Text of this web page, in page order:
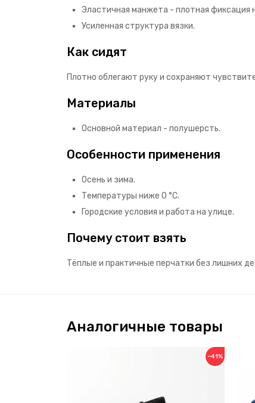
Эластичная манжета - плотная фиксация
Усиленная структура вязки.
Как сидят
Плотно облегают руку и сохраняют
Материалы
Основной материал - полушерсть.
Особенности применения
Осень и зима.
Температуры ниже 0 °C.
Городские условия и работа на улице.
Почему стоит взять
Тёплые и практичные перчатки без лишних
Аналогичные товары
−41%